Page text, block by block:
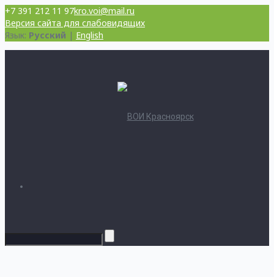
+7 391 212 11 97kro.voi@mail.ru
Версия сайта для слабовидящих
Язык: Русский | English